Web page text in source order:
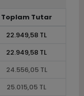
Toplam Tutar
22.949,58 TL
22.949,58 TL
24.556,05 TL
25.015,05 TL